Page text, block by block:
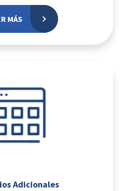
MÁS
Adicionales